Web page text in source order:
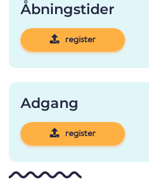
Åbningstider
register
Adgang
register